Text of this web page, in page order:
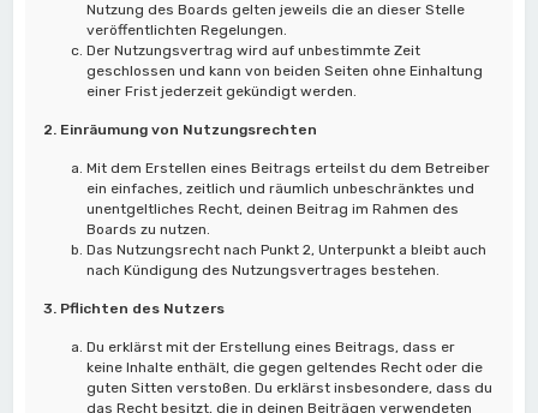
Nutzung des Boards gelten jeweils die an dieser Stelle
veröffentlichten Regelungen.
Der Nutzungsvertrag wird auf unbestimmte Zeit
geschlossen und kann von beiden Seiten ohne Einhaltung
einer Frist jederzeit gekündigt werden.
2. Einräumung von Nutzungsrechten
Mit dem Erstellen eines Beitrags erteilst du dem Betreiber
ein einfaches, zeitlich und räumlich unbeschränktes und
unentgeltliches Recht, deinen Beitrag im Rahmen des
Boards zu nutzen.
Das Nutzungsrecht nach Punkt 2, Unterpunkt a bleibt auch
nach Kündigung des Nutzungsvertrages bestehen.
3. Pflichten des Nutzers
Du erklärst mit der Erstellung eines Beitrags, dass er
keine Inhalte enthält, die gegen geltendes Recht oder die
guten Sitten verstoßen. Du erklärst insbesondere, dass du
das Recht besitzt, die in deinen Beiträgen verwendeten